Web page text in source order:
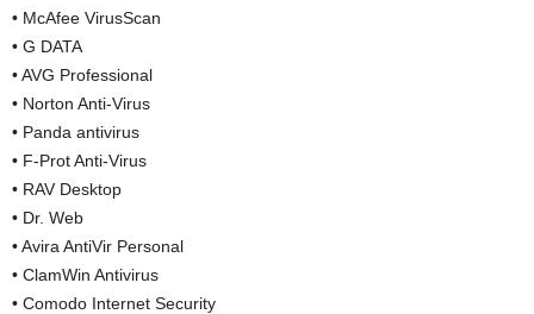
• McAfee VirusScan
• G DATA
• AVG Professional
• Norton Anti-Virus
• Panda antivirus
• F-Prot Anti-Virus
• RAV Desktop
• Dr. Web
• Avira AntiVir Personal
• ClamWin Antivirus
• Comodo Internet Security